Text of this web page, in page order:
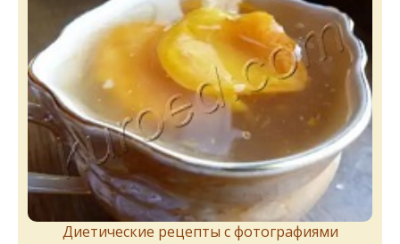
Диетические рецепты с фотографиями